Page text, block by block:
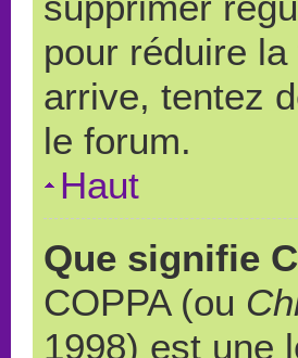
pour réduire
arrive, tentez
le forum.
Haut
Que signifie
COPPA (ou
1998) est une